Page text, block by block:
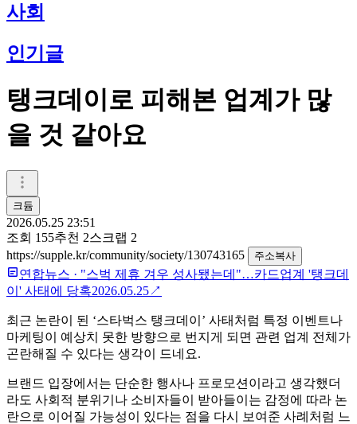
사회
인기글
탱크데이로 피해본 업계가 많
을 것 같아요
크듐
2026.05.25 23:51
조회 155추천 2스크랩 2
https://supple.kr/community/society/130743165
주소복사
연합뉴스 · "스벅 제휴 겨우 성사됐는데"…카드업계 '탱크데
이' 사태에 당혹2026.05.25↗
최근 논란이 된 ‘스타벅스 탱크데이’ 사태처럼 특정 이벤트나
마케팅이 예상치 못한 방향으로 번지게 되면 관련 업계 전체가
곤란해질 수 있다는 생각이 드네요.
브랜드 입장에서는 단순한 행사나 프로모션이라고 생각했더
라도 사회적 분위기나 소비자들이 받아들이는 감정에 따라 논
란으로 이어질 가능성이 있다는 점을 다시 보여준 사례처럼 느